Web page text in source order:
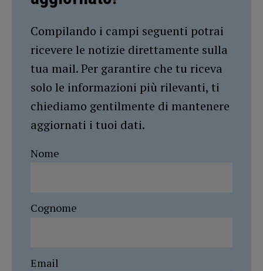
Compilando i campi seguenti potrai
ricevere le notizie direttamente sulla
tua mail. Per garantire che tu riceva
solo le informazioni più rilevanti, ti
chiediamo gentilmente di mantenere
aggiornati i tuoi dati.
Nome
Cognome
Email